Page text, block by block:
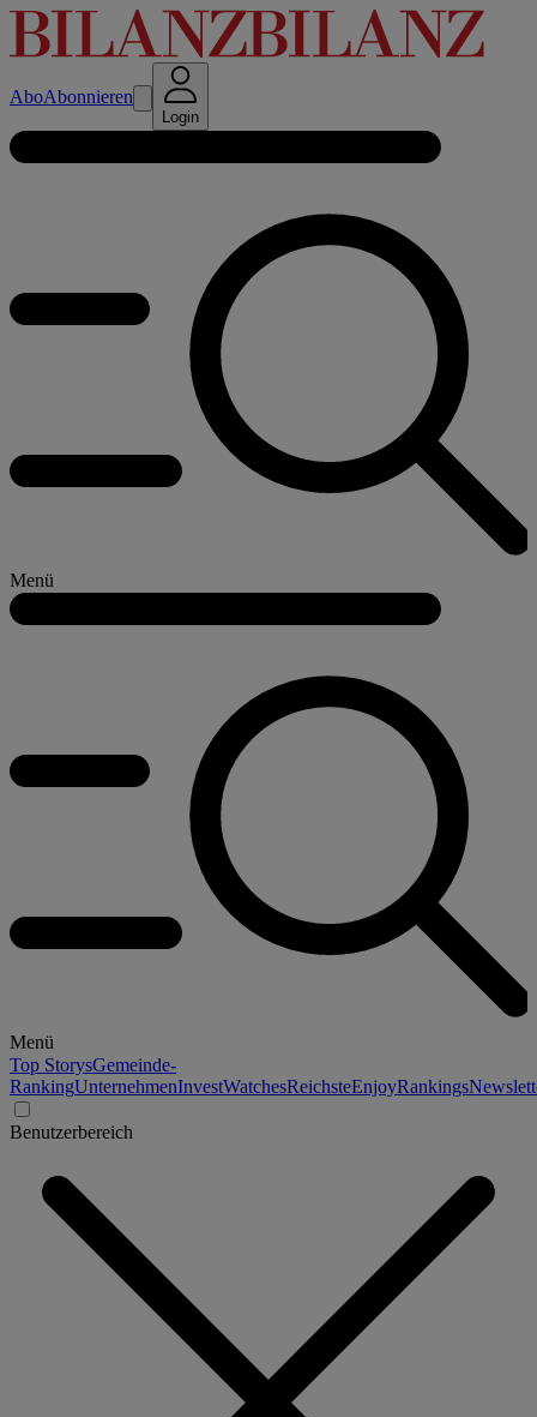
AboAbonnieren
Login
Menü
Menü
Top StorysGemeinde-
RankingUnternehmenInvestWatchesReichsteEnjoyRankings
Benutzerbereich